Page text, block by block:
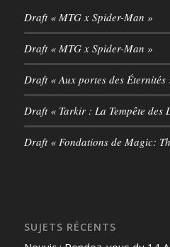
Draft « MTG x Spider-Man »
Draft « MTG x Spider-Man »
Draft « Aux portes des Éternités
Draft « Tarkir : La Tempête des
Draft « Fondations de Magic:
SUJETS RÉCENTS